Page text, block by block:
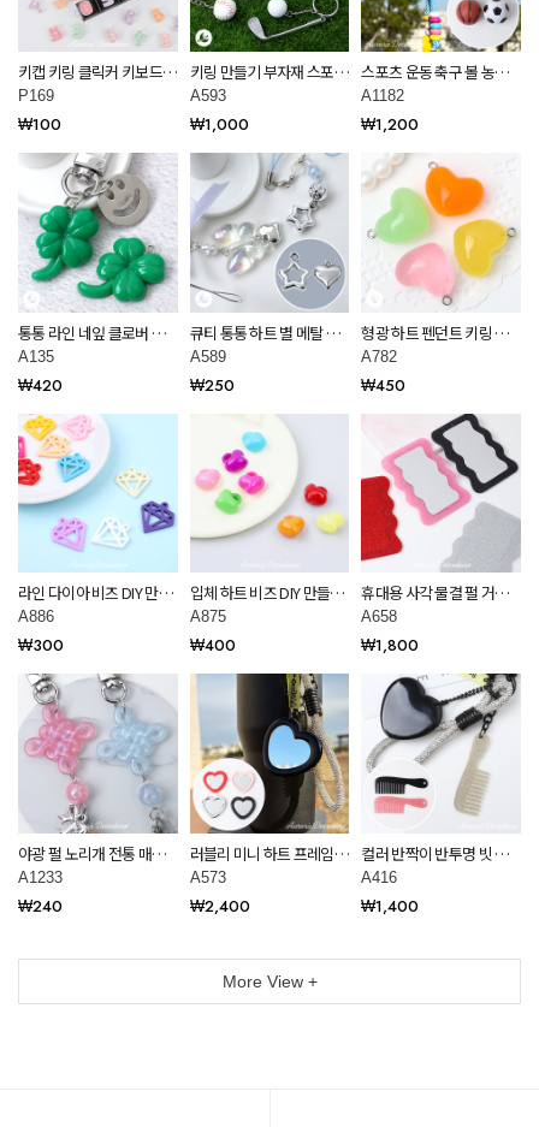
키캡 키링 클릭커 키보드
키링용 DIY 미니 통통 숫자
파츠 데코덴 재료 P169
P169
₩100
키링 만들기 부자재 스포츠
펜던트 악세사리 재료
A593
A593
₩1,000
스포츠 운동 축구 볼 농구
공 키링 만들기 부자재
A1182
A1182
₩1,200
통통 라인 네잎 클로버 펜
던트 키링 부자재 만들기
악세사리 재료 A135
A135
₩420
큐티 통통 하트 별 메탈 펜
던트 키링 부자재 만들기
악세사리 재료 A589
A589
₩250
형광 하트 펜던트 키링 부
자재 만들기 악세사리 재료
A782
A782
₩450
라인 다이아 비즈 DIY 만들
기 공예 재료 키링 부자재
A886
A886
₩300
입체 하트 비즈 DIY 만들기
공예 재료 키링 부자재
A875
A875
₩400
휴대용 사각 물결 펄 거울
만들기 diy 재료 A658
A658
₩1,800
야광 펄 노리개 전통 매듭
장식 비즈 키링 재료 A1233
A1233
₩240
러블리 미니 하트 프레임
거울 만들기 diy 재료 A573
A573
₩2,400
컬러 반짝이 반투명 빗 키
링 diy 만들기 키링 재료
A416
A416
₩1,400
More View +